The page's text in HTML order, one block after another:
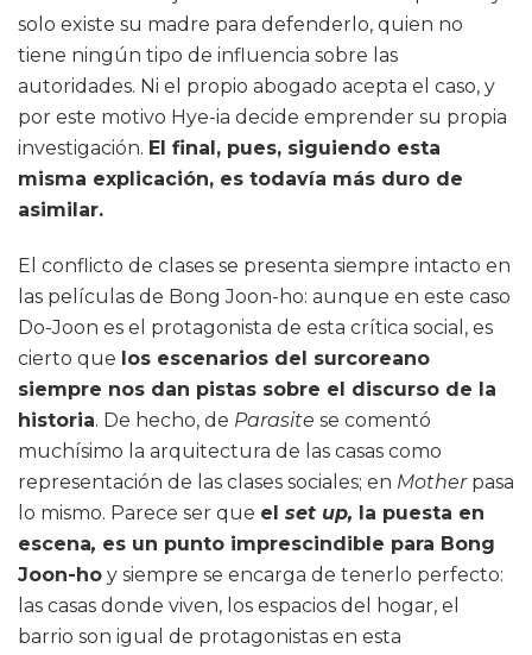
solo existe su madre para defenderlo, quien no
tiene ningún tipo de influencia sobre las
autoridades. Ni el propio abogado acepta el caso, y
por este motivo Hye-ia decide emprender su propia
investigación. El final, pues, siguiendo esta
misma explicación, es todavía más duro de
asimilar.
El conflicto de clases se presenta siempre intacto en
las películas de Bong Joon-ho: aunque en este caso
Do-Joon es el protagonista de esta crítica social, es
cierto que los escenarios del surcoreano
siempre nos dan pistas sobre el discurso de la
historia. De hecho, de Parasite se comentó
muchísimo la arquitectura de las casas como
representación de las clases sociales; en Mother pasa
lo mismo. Parece ser que el set up, la puesta en
escena, es un punto imprescindible para Bong
Joon-ho y siempre se encarga de tenerlo perfecto:
las casas donde viven, los espacios del hogar, el
barrio son igual de protagonistas en esta